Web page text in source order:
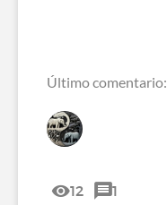
Último
12 1